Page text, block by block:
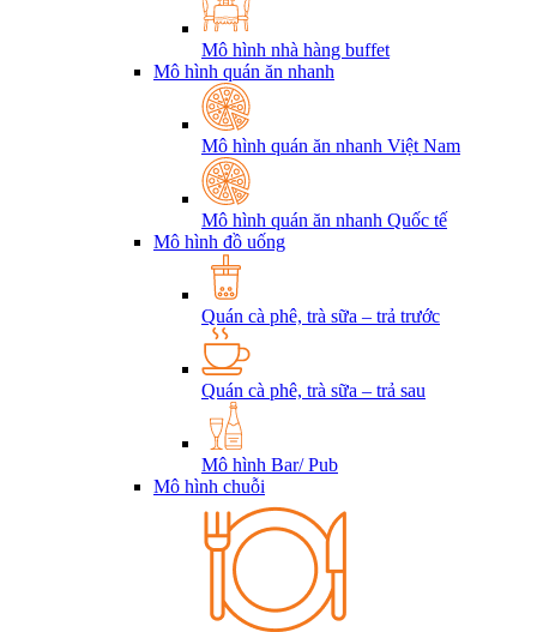
Mô hình nhà hàng buffet
Mô hình quán ăn nhanh
Mô hình quán ăn nhanh Việt Nam
Mô hình quán ăn nhanh Quốc tế
Mô hình đồ uống
Quán cà phê, trà sữa – trả trước
Quán cà phê, trà sữa – trả sau
Mô hình Bar/ Pub
Mô hình chuỗi